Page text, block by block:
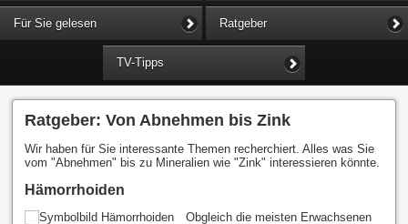
Für Sie gelesen Ratgeber
TV-Tipps
Ratgeber: Von Abnehmen bis Zink
Wir haben für Sie interessante Themen recherchiert. Alles was Sie
vom "Abnehmen" bis zu Mineralien wie "Zink" interessieren könnte.
Hämorrhoiden
Obgleich die meisten Erwachsenen